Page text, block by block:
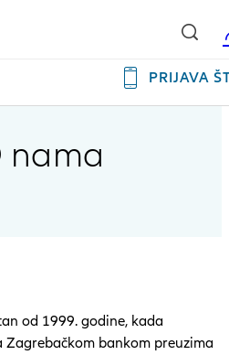
PRIJAVA
nama
od 1999. godine, kada
Zagrebačkom bankom preuzima